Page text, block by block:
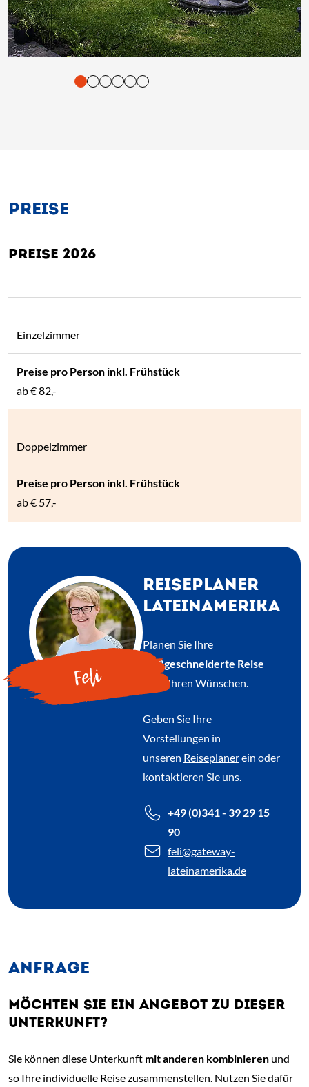
und Vorlesen der Inhalte mit Leertaste oder Tabulator-
PREISE
PREISE 2026
Einzelzimmer
ab€ 82,-
Doppelzimmer
ab€ 57,-
Feli
REISEPLANER
LATEINAMERIKA
Planen Sie Ihre
maßgeschneiderte Reise
nach Ihren Wünschen.
Geben Sie Ihre
Vorstellungen in
unseren Reiseplanerein oder
kontaktieren Sie uns.
+49 (0)341 - 39 29 15
90
feli@gateway-
lateinamerika.de
ANFRAGE
MÖCHTEN SIE EIN ANGEBOT ZU DIESER
UNTERKUNFT?
Sie können diese Unterkunft mit anderen kombinieren und
so Ihre individuelle Reise zusammenstellen. Nutzen Sie dafür